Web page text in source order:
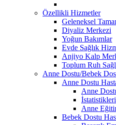
Özellikli Hizmetler
Geleneksel
Diyaliz Merkezi
Yoğun Bakımlar
Evde Sağlık
Anjiyo Kalp
Toplum Ruh
Anne Dostu/Bebek
Anne Dostu
Anne
Anne
Bebek Dostu